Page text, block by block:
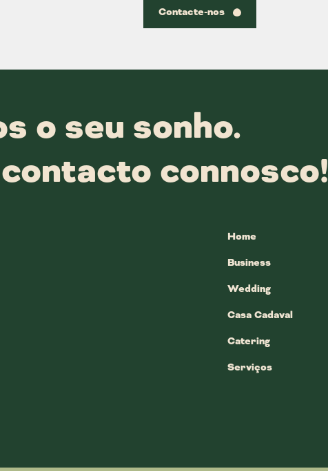
Contacte-nos
o seu sonho.
connosco!
Home
Business
Wedding
Casa Cadaval
Catering
Serviços